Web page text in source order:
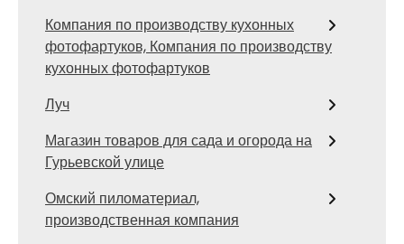
Компания по производству кухонных
фотофартуков, Компания по производству
кухонных фотофартуков
Луч
Магазин товаров для сада и огорода на
Гурьевской улице
Омский пиломатериал,
производственная компания